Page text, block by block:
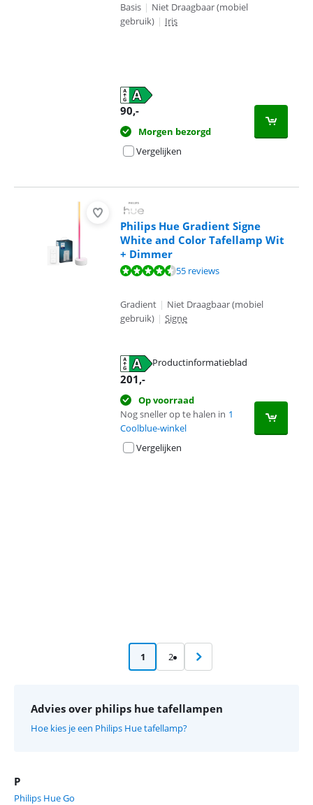
Basis | Niet Draagbaar (mobiel
gebruik) | Iris
90,-
Morgen bezorgd
Vergelijken
Philips Hue Gradient Signe
White and Color Tafellamp Wit
+ Dimmer
Beoordeling is 9,4 van de 10, gebaseerd op 55 reviews.
55 reviews
Gradient | Niet Draagbaar (mobiel
gebruik) | Signe
Productinformatieblad
201,-
Op voorraad
Nog sneller op te halen in 1
Coolblue-winkel
Vergelijken
1 2
Advies over philips hue tafellampen
Hoe kies je een Philips Hue tafellamp?
P
Philips Hue Go